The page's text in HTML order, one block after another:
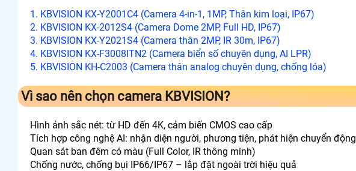
1. KBVISION KX‑Y2001C4 (Camera 4-in-1, 1MP, Thân kim loại, IP67)
2. KBVISION KX‑2012S4 (Camera Dome 2MP, Full HD, IP67)
3. KBVISION KX‑Y2021S4 (Camera thân 2MP, IR 30m, IP67)
4. KBVISION KX‑F3008ITN2 (Camera biển số chuyên dụng, AI LPR)
5. KBVISION KH‑C2003 (Camera thân analog chuyên dụng, chống lóa)
Vì sao nên chọn camera KBVISION?
Hình ảnh sắc nét: từ HD đến 4K, cảm biến CMOS cao cấp
Tích hợp công nghệ AI: nhận diện người, phương tiện, phát hiện chuyển động
Quan sát ban đêm có màu (Full Color, IR thông minh)
Chống nước, chống bụi IP66/IP67 – lắp đặt ngoài trời hiệu quả